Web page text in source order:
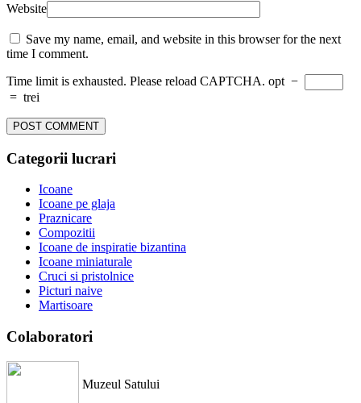
Website
Save my name, email, and website in this browser for the next
time I comment.
Time limit is exhausted. Please reload CAPTCHA. opt −
= trei
Categorii lucrari
Icoane
Icoane pe glaja
Praznicare
Compozitii
Icoane de inspiratie bizantina
Icoane miniaturale
Cruci si pristolnice
Picturi naive
Martisoare
Colaboratori
Muzeul Satului